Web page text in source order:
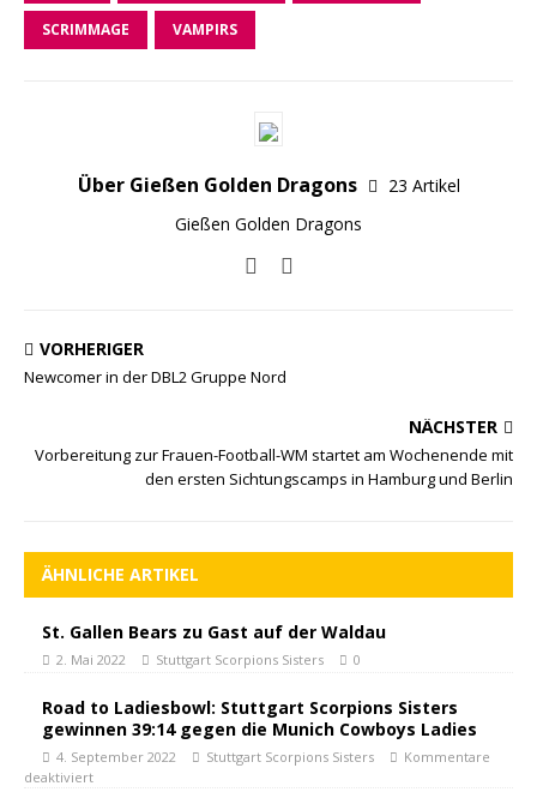
SCRIMMAGE VAMPIRS
Über Gießen Golden Dragons
23 Artikel
Gießen Golden Dragons
VORHERIGER
Newcomer in der DBL2 Gruppe Nord
NÄCHSTER
Vorbereitung zur Frauen-Football-WM startet am Wochenende mit
den ersten Sichtungscamps in Hamburg und Berlin
ÄHNLICHE ARTIKEL
St. Gallen Bears zu Gast auf der Waldau
2. Mai 2022 Stuttgart Scorpions Sisters 0
Road to Ladiesbowl: Stuttgart Scorpions Sisters
gewinnen 39:14 gegen die Munich Cowboys Ladies
4. September 2022 Stuttgart Scorpions Sisters
Kommentare
deaktiviert